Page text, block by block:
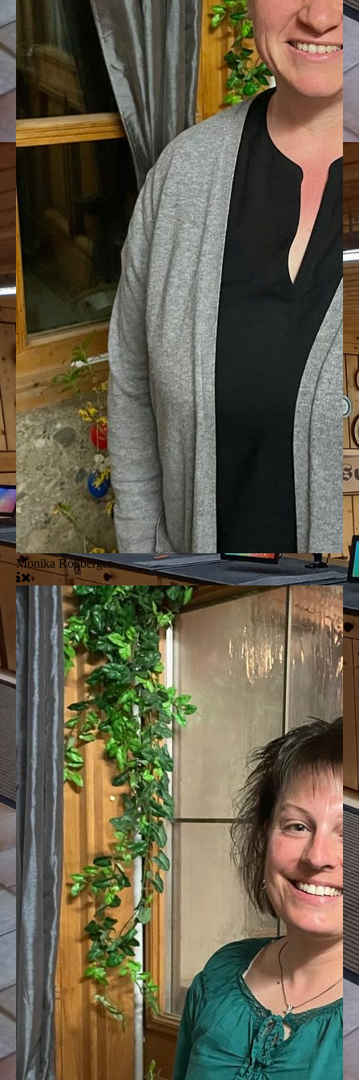
Monika Roßberger